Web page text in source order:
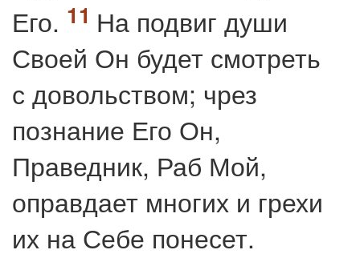
Его.
На подвиг души
Своей Он будет смотреть
с довольством; чрез
познание Его Он,
Праведник, Раб Мой,
оправдает многих и грехи
их на Себе понесет.